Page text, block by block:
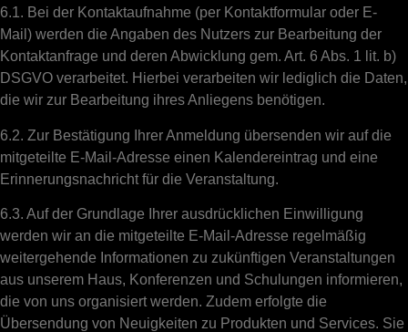
6.1. Bei der Kontaktaufnahme (per Kontaktformular oder E-
Mail) werden die Angaben des Nutzers zur Bearbeitung der
Kontaktanfrage und deren Abwicklung gem. Art. 6 Abs. 1 lit. b)
DSGVO verarbeitet. Hierbei verarbeiten wir lediglich die Daten,
die wir zur Bearbeitung ihres Anliegens benötigen.
6.2. Zur Bestätigung Ihrer Anmeldung übersenden wir auf die
mitgeteilte E-Mail-Adresse einen Kalendereintrag und eine
Erinnerungsnachricht für die Veranstaltung.
6.3. Auf der Grundlage Ihrer ausdrücklichen Einwilligung
werden wir an die mitgeteilte E-Mail-Adresse regelmäßig
weitergehende Informationen zu zukünftigen Veranstaltungen
aus unserem Haus, Konferenzen und Schulungen informieren,
die von uns organisiert werden. Zudem erfolgte die
Übersendung von Neuigkeiten zu Produkten und Services. Sie